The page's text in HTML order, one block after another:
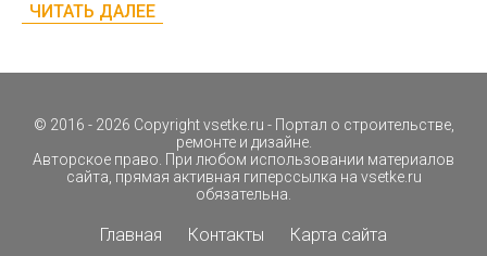
ЧИТАТЬ ДАЛЕЕ
© 2016 - 2026 Copyrightvsetke.ru - Портал о строительстве,
ремонте и дизайне.
Авторское право. При любом использовании материалов
сайта, прямая активная гиперссылка на vsetke.ru
обязательна.
Главная Контакты Карта сайта